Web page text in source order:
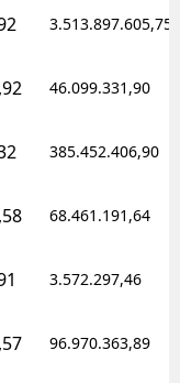
3.513.897.605,75
46.099.331,90
385.452.406,90
68.461.191,64
3.572.297,46
96.970.363,89